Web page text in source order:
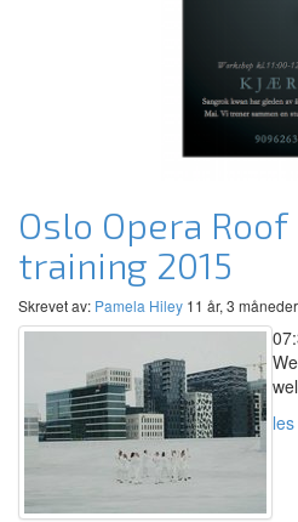
Oslo Opera
training 2015
Skrevet av: Pamela Hiley 11 år, 3